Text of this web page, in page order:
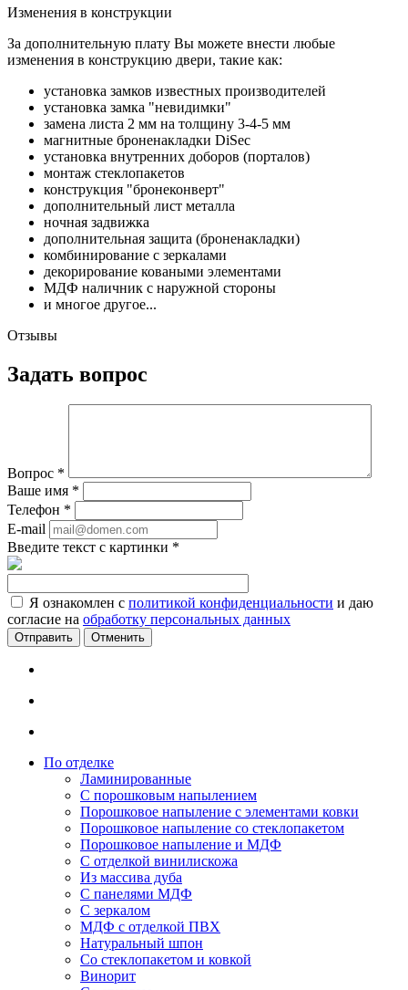
Изменения в конструкции
За дополнительную плату Вы можете внести любые
изменения в конструкцию двери, такие как:
установка замков известных производителей
установка замка "невидимки"
замена листа 2 мм на толщину 3-4-5 мм
магнитные броненакладки DiSec
установка внутренних доборов (порталов)
монтаж стеклопакетов
конструкция "бронеконверт"
дополнительный лист металла
ночная задвижка
дополнительная защита (броненакладки)
комбинирование с зеркалами
декорирование коваными элементами
МДФ наличник с наружной стороны
и многое другое...
Отзывы
Задать вопрос
Вопрос *
Ваше имя *
Телефон *
E-mail
Введите текст с картинки *
Я ознакомлен с политикой конфиденциальности и даю
согласие на обработку персональных данных
Отменить
По отделке
Ламинированные
С порошковым напылением
Порошковое напыление с элементами ковки
Порошковое напыление со стеклопакетом
Порошковое напыление и МДФ
С отделкой винилискожа
Из массива дуба
С панелями МДФ
С зеркалом
МДФ с отделкой ПВХ
Натуральный шпон
Со стеклопакетом и ковкой
Винорит